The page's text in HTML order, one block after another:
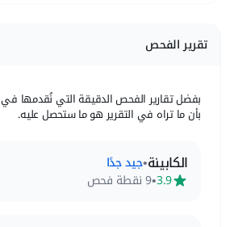
تقرير الفحص
بفضل تقارير الفحص الدقيقة التي نُقدمها في
بأن ما تراه في التقرير هو ما ستحصل عليه.
الكابينة•جيد جدًا
3.9
•9 نقطة فحص